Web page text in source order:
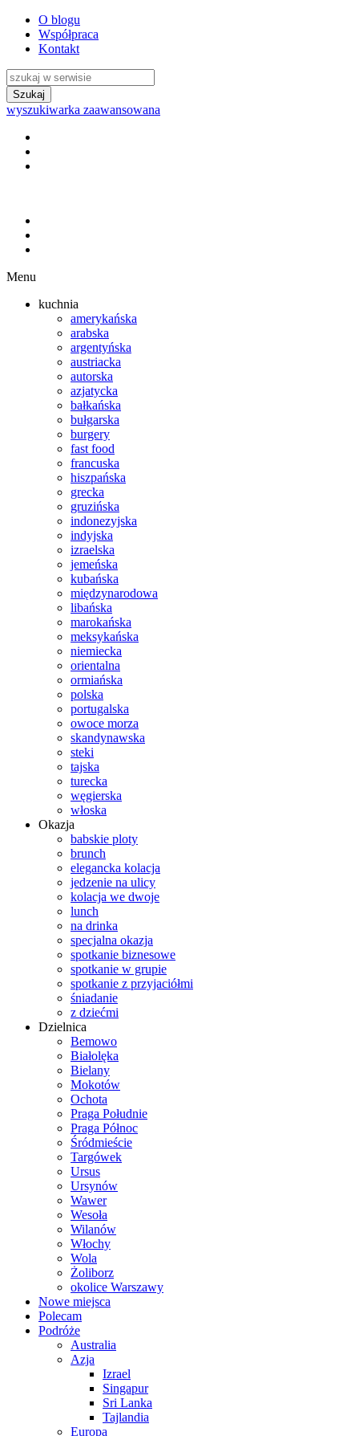
O blogu
Współpraca
Kontakt
wyszukiwarka zaawansowana
Menu
kuchnia
amerykańska
arabska
argentyńska
austriacka
autorska
azjatycka
bałkańska
bułgarska
burgery
fast food
francuska
hiszpańska
grecka
gruzińska
indonezyjska
indyjska
izraelska
jemeńska
kubańska
międzynarodowa
libańska
marokańska
meksykańska
niemiecka
orientalna
ormiańska
polska
portugalska
owoce morza
skandynawska
steki
tajska
turecka
węgierska
włoska
Okazja
babskie ploty
brunch
elegancka kolacja
jedzenie na ulicy
kolacja we dwoje
lunch
na drinka
specjalna okazja
spotkanie biznesowe
spotkanie w grupie
spotkanie z przyjaciółmi
śniadanie
z dziećmi
Dzielnica
Bemowo
Białolęka
Bielany
Mokotów
Ochota
Praga Południe
Praga Północ
Śródmieście
Targówek
Ursus
Ursynów
Wawer
Wesoła
Wilanów
Włochy
Wola
Żoliborz
okolice Warszawy
Nowe miejsca
Polecam
Podróże
Australia
Azja
Izrael
Singapur
Sri Lanka
Tajlandia
Europa